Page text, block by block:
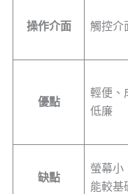
操作介面 觸控介
優點
輕便、
低廉
缺點
螢幕小
能較基